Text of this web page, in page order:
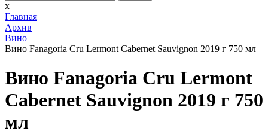
x
Главная
Архив
Вино
Вино Fanagoria Cru Lermont Cabernet Sauvignon 2019 г 750 мл
Вино Fanagoria Cru Lermont
Cabernet Sauvignon 2019 г 750
мл